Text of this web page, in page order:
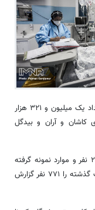
، اظهار کرد: از ابتدای همه‌گیری ویروس کرونا تعداد یک میلیون و ۳۲۱ هزار
کاشان و آران و بیدگل
نفر و موارد نمونه گرفته
را
نفر گزارش